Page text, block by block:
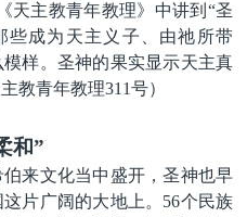
天主教青年教理》中讲到“圣
些成为天主义子、由祂所带
样。圣神的果实显示天主真
教青年教理311号）
和”
来文化当中盛开，圣神也早
片广阔的大地上。 56个民族